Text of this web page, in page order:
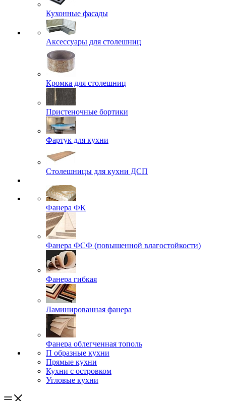
Кухонные фасады
Аксессуары для столешниц
Кромка для столешниц
Пристеночные бортики
Фартук для кухни
Столешницы для кухни ДСП
Фанера ФК
Фанера ФСФ (повышенной влагостойкости)
Фанера гибкая
Ламинированная фанера
Фанера облегченная тополь
П образные кухни
Прямые кухни
Кухни с островком
Угловые кухни